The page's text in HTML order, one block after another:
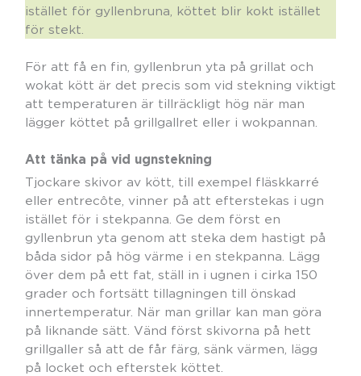
istället för gyllenbruna, köttet blir kokt istället
för stekt.
För att få en fin, gyllenbrun yta på grillat och
wokat kött är det precis som vid stekning viktigt
att temperaturen är tillräckligt hög när man
lägger köttet på grillgallret eller i wokpannan.
Att tänka på vid ugnstekning
Tjockare skivor av kött, till exempel fläskkarré
eller entrecôte, vinner på att efterstekas i ugn
istället för i stekpanna. Ge dem först en
gyllenbrun yta genom att steka dem hastigt på
båda sidor på hög värme i en stekpanna. Lägg
över dem på ett fat, ställ in i ugnen i cirka 150
grader och fortsätt tillagningen till önskad
innertemperatur. När man grillar kan man göra
på liknande sätt. Vänd först skivorna på hett
grillgaller så att de får färg, sänk värmen, lägg
på locket och efterstek köttet.